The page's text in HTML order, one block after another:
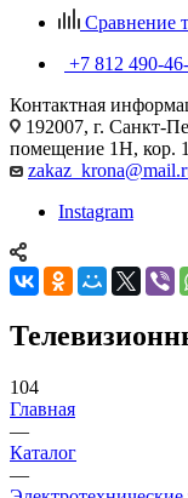
Сравнение
+7 812 490-
Контактная
192007, г. Санкт-
помещение 1Н, кор. 1
Instagram
104
Главная
—
Каталог
—